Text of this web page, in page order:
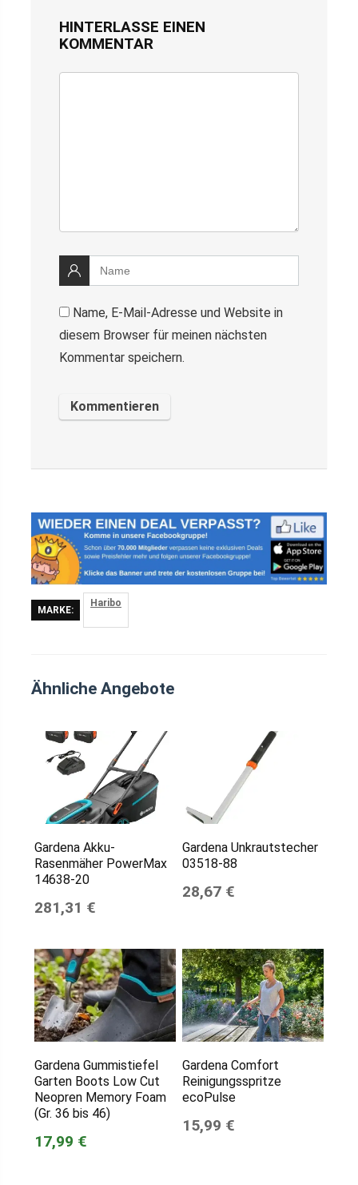
HINTERLASSE EINEN
KOMMENTAR
Name, E-Mail-Adresse und Website in
diesem Browser für meinen nächsten
Kommentar speichern.
MARKE:
Haribo
Ähnliche Angebote
Gardena Akku-
Rasenmäher PowerMax
14638-20
281,31 €
Gardena Unkrautstecher
03518-88
28,67 €
Gardena Gummistiefel
Garten Boots Low Cut
Neopren Memory Foam
(Gr. 36 bis 46)
17,99 €
Gardena Comfort
Reinigungsspritze
ecoPulse
15,99 €